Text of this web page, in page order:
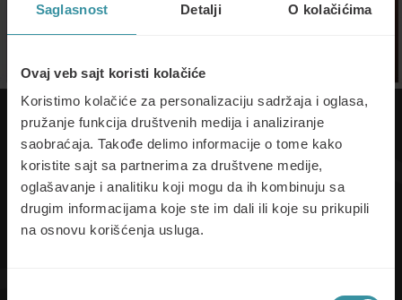
Saglasnost Detalji O kolačićima
Ovaj veb sajt koristi kolačiće
Koristimo kolačiće za personalizaciju sadržaja i oglasa,
pružanje funkcija društvenih medija i analiziranje
saobraćaja. Takođe delimo informacije o tome kako
koristite sajt sa partnerima za društvene medije,
oglašavanje i analitiku koji mogu da ih kombinuju sa
drugim informacijama koje ste im dali ili koje su prikupili
na osnovu korišćenja usluga.
Preuzmite brošuru
Stranica je zaštićena korišćenjem sistema reCAPTCHA i primenjuju se Google-ova